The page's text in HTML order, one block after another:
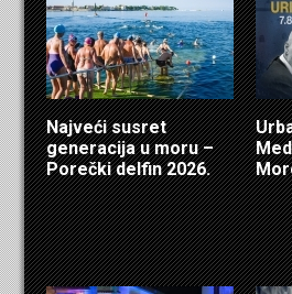
Najveći susret
generacija u moru –
Porečki delfin 2026.